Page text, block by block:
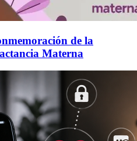
de la
Materna